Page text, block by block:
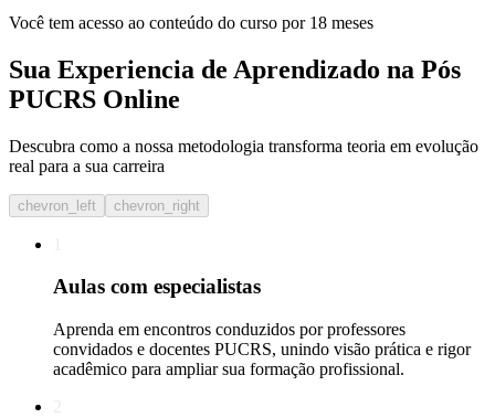
Você tem acesso ao conteúdo do curso por 18 meses
Sua Experiencia de Aprendizado na Pós
PUCRS Online
Descubra como a nossa metodologia transforma teoria em evolução
real para a sua carreira​
chevron_left chevron_right
Aulas com especialistas
Aprenda em encontros conduzidos por professores
convidados e docentes PUCRS, unindo visão prática e rigor
acadêmico para ampliar sua formação profissional.